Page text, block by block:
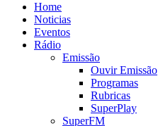
Home
Noticias
Eventos
Rádio
Emissão
Ouvir Emissão
Programas
Rubricas
SuperPlay
SuperFM